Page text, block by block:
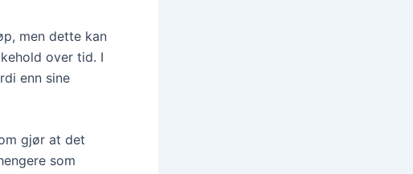
men dette kan
over tid. I
enn sine
gjør at det
som